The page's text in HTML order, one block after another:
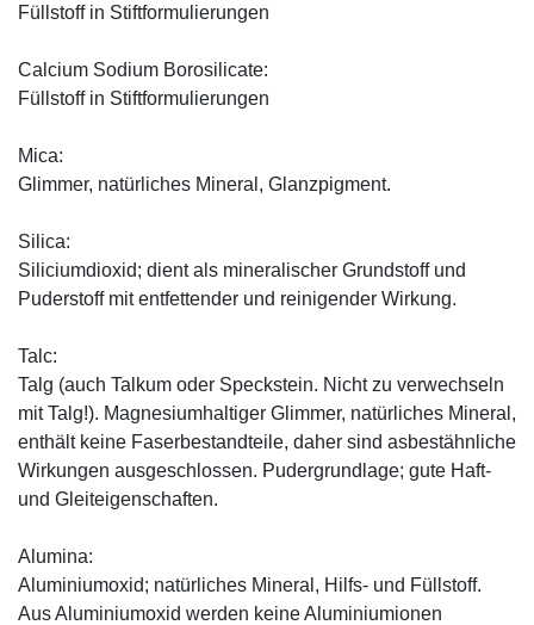
Füllstoff in Stiftformulierungen
Calcium Sodium Borosilicate:
Füllstoff in Stiftformulierungen
Mica:
Glimmer, natürliches Mineral, Glanzpigment.
Silica:
Siliciumdioxid; dient als mineralischer Grundstoff und
Puderstoff mit entfettender und reinigender Wirkung.
Talc:
Talg (auch Talkum oder Speckstein. Nicht zu verwechseln
mit Talg!). Magnesiumhaltiger Glimmer, natürliches Mineral,
enthält keine Faserbestandteile, daher sind asbestähnliche
Wirkungen ausgeschlossen. Pudergrundlage; gute Haft-
und Gleiteigenschaften.
Alumina:
Aluminiumoxid; natürliches Mineral, Hilfs- und Füllstoff.
Aus Aluminiumoxid werden keine Aluminiumionen